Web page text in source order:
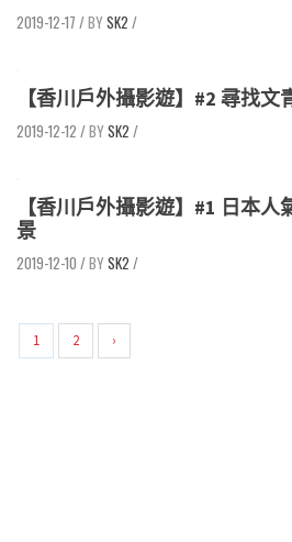
2019-12-17 / SK2 /
【香川戶外攝影遊】#2 尋找文
2019-12-12 / SK2 /
【香川戶外攝影遊】#1 日本人
景
2019-12-10 / SK2 /
1 2 ›